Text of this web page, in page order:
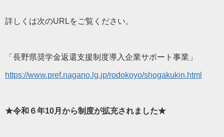
詳しくは次のURLをご覧ください。
「長野県奨学金返還支援制度導入企業サポート事業」
https://www.pref.nagano.lg.jp/rodokoyo/shogakukin.html
★令和６年10月から制度が拡充されました★